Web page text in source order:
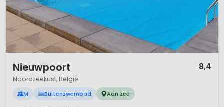
Nieuwpoort 8,4
Noordzeekust, België
M Buitenzwembad Aan zee